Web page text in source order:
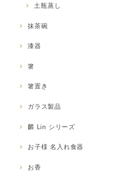
土瓶蒸し
抹茶碗
漆器
箸
箸置き
ガラス製品
麟 Lin シリーズ
お子様 名入れ食器
お香